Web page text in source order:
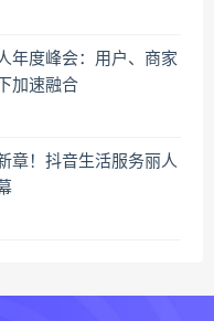
年度峰会：用户、商家
加速融合
章！抖音生活服务丽人